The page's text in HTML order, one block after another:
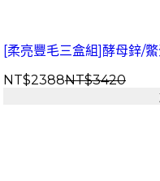
[柔亮豐毛三盒組]酵母鋅/
NT$2388NT$3420